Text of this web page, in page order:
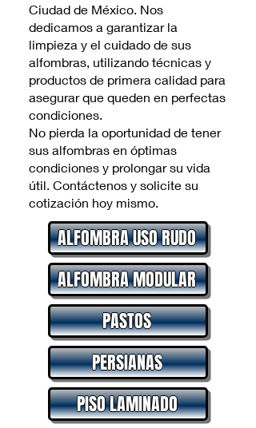
Ciudad de México. Nos
dedicamos a garantizar la
limpieza y el cuidado de sus
alfombras, utilizando técnicas y
productos de primera calidad para
asegurar que queden en perfectas
condiciones.
No pierda la oportunidad de tener
sus alfombras en óptimas
condiciones y prolongar su vida
útil. Contáctenos y solicite su
cotización hoy mismo.
ALFOMBRA USO RUDO
ALFOMBRA MODULAR
PASTOS
PERSIANAS
PISO LAMINADO